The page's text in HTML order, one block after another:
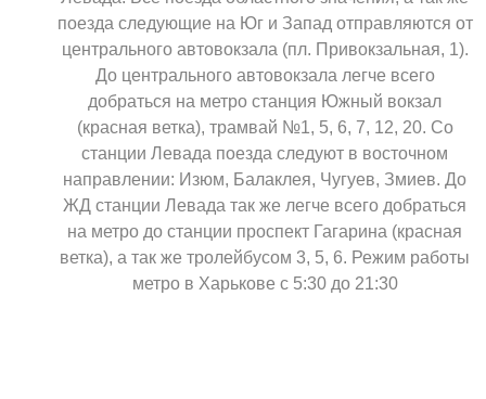
поезда следующие на Юг и Запад отправляются от
центрального автовокзала (пл. Привокзальная, 1).
До центрального автовокзала легче всего
добраться на метро станция Южный вокзал
(красная ветка), трамвай №1, 5, 6, 7, 12, 20. Со
станции Левада поезда следуют в восточном
направлении: Изюм, Балаклея, Чугуев, Змиев. До
ЖД станции Левада так же легче всего добраться
на метро до станции проспект Гагарина (красная
ветка), а так же тролейбусом 3, 5, 6. Режим работы
метро в Харькове с 5:30 до 21:30